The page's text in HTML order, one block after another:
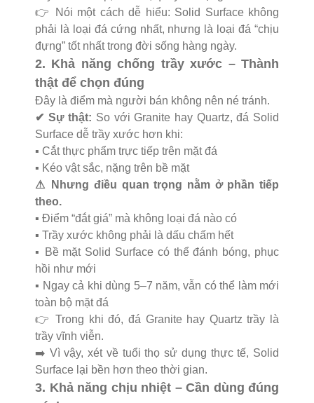
👉 Nói một cách dễ hiểu: Solid Surface không
phải là loại đá cứng nhất, nhưng là loại đá “chịu
đựng” tốt nhất trong đời sống hàng ngày.
2. Khả năng chống trầy xước – Thành
thật để chọn đúng
Đây là điểm mà người bán không nên né tránh.
✔ Sự thật: So với Granite hay Quartz, đá Solid
Surface dễ trầy xước hơn khi:
▪️ Cắt thực phẩm trực tiếp trên mặt đá
▪️ Kéo vật sắc, nặng trên bề mặt
⚠ Nhưng điều quan trọng nằm ở phần tiếp
theo.
▪️ Điểm “đắt giá” mà không loại đá nào có
▪️ Trầy xước không phải là dấu chấm hết
▪️ Bề mặt Solid Surface có thể đánh bóng, phục
hồi như mới
▪️ Ngay cả khi dùng 5–7 năm, vẫn có thể làm mới
toàn bộ mặt đá
👉 Trong khi đó, đá Granite hay Quartz trầy là
trầy vĩnh viễn.
➡️ Vì vậy, xét về tuổi thọ sử dụng thực tế, Solid
Surface lại bền hơn theo thời gian.
3. Khả năng chịu nhiệt – Cần dùng đúng